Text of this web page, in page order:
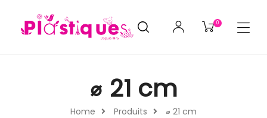
0
Home Produits ⌀ 21 cm
⌀ 21 cm